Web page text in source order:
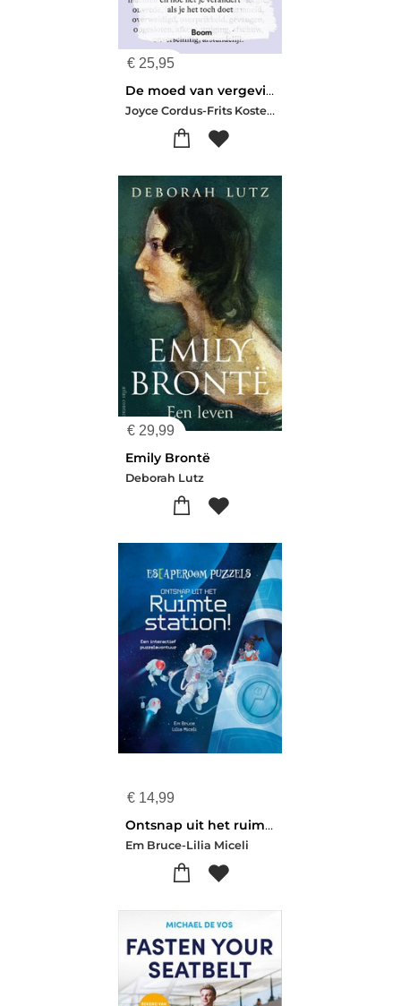
€ 25,95
De moed van vergeving
Joyce Cordus-Frits Koster-Rhoda Schuling
€ 29,99
Emily Brontë
Deborah Lutz
€ 14,99
Ontsnap uit het ruimtestation Escaperoom puzzels
Em Bruce-Lilia Miceli